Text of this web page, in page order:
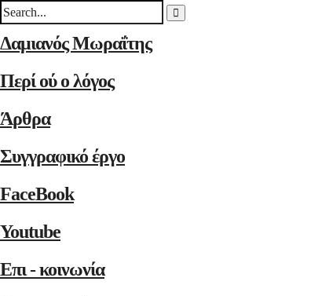
Δαμιανός Μωραΐτης
Περί ού ο λόγος
Άρθρα
Συγγραφικό έργο
FaceBook
Youtube
Επι - κοινωνία